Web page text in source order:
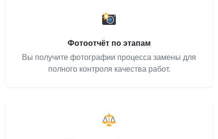
Фотоотчёт по этапам
Вы получите фотографии процесса замены для
полного контроля качества работ.